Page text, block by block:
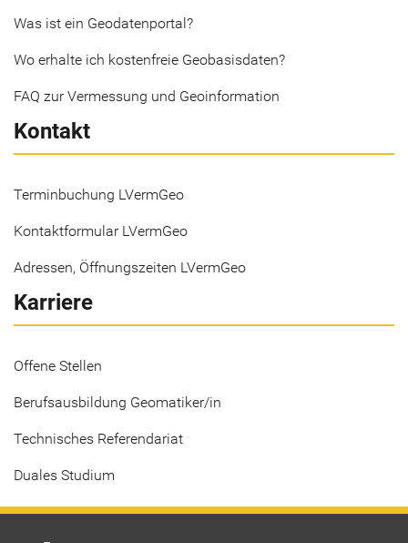
Was ist ein Geodatenportal?
Wo erhalte ich kostenfreie Geobasisdaten?
FAQ zur Vermessung und Geoinformation
Kontakt
Terminbuchung LVermGeo
Kontaktformular LVermGeo
Adressen, Öffnungszeiten LVermGeo
Karriere
Offene Stellen
Berufsausbildung Geomatiker/in
Technisches Referendariat
Duales Studium